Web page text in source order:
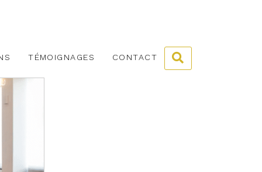
TÉMOIGNAGES CONTACT